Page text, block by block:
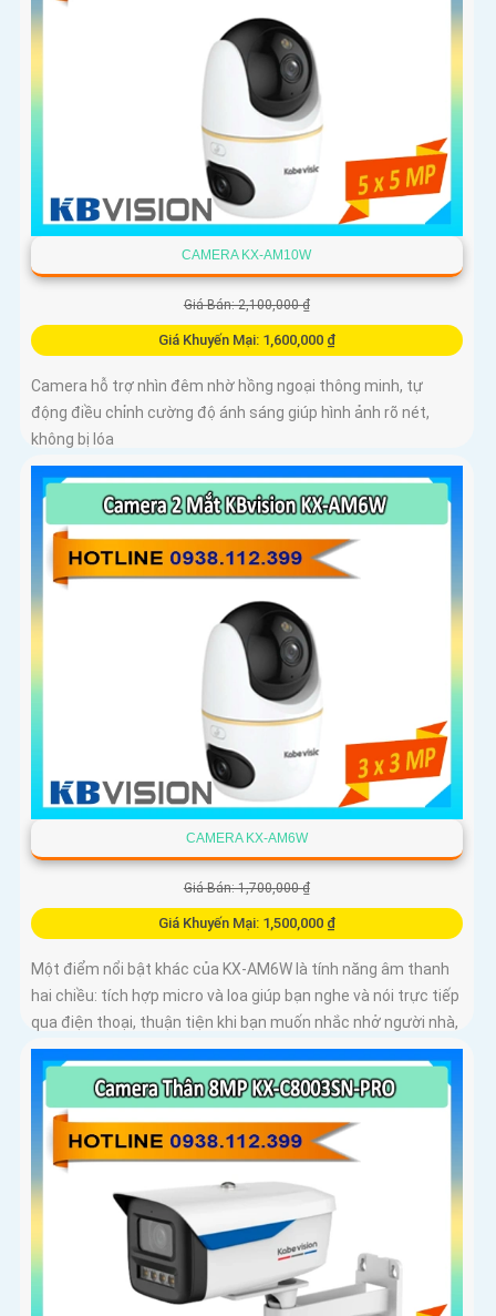
CAMERA KX-AM10W
Giá Bán: 2,100,000 ₫
Giá Khuyến Mại: 1,600,000 ₫
Camera hỗ trợ nhìn đêm nhờ hồng ngoại thông minh, tự
động điều chỉnh cường độ ánh sáng giúp hình ảnh rõ nét,
không bị lóa
CAMERA KX-AM6W
Giá Bán: 1,700,000 ₫
Giá Khuyến Mại: 1,500,000 ₫
Một điểm nổi bật khác của KX‑AM6W là tính năng âm thanh
hai chiều: tích hợp micro và loa giúp bạn nghe và nói trực tiếp
qua điện thoại, thuận tiện khi bạn muốn nhắc nhở người nhà,
trò chuyện với khách hoặc cảnh báo người lạ. Kết hợp với khả
năng lưu trữ thẻ nhớ và xem lại nhanh chóng, đây thực sự là
giải pháp giám sát thông minh, gọn nhẹ mà vô cùng hiệu quả